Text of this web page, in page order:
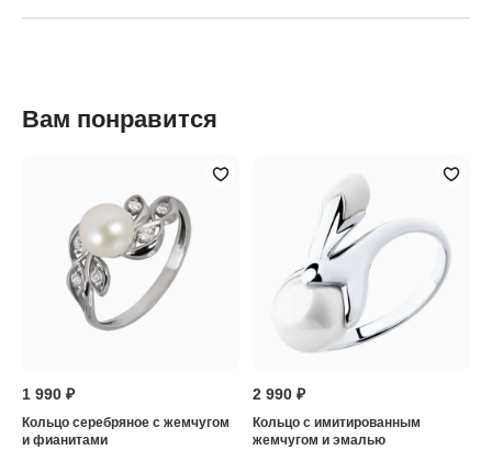
Вам понравится
1 990 ₽
Кольцо серебряное с жемчугом
и фианитами
2 990 ₽
Кольцо с имитированным
жемчугом и эмалью